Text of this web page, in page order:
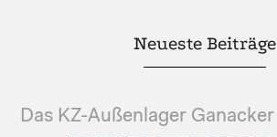
Neueste Beiträge
Das KZ-Außenlager Ganacker